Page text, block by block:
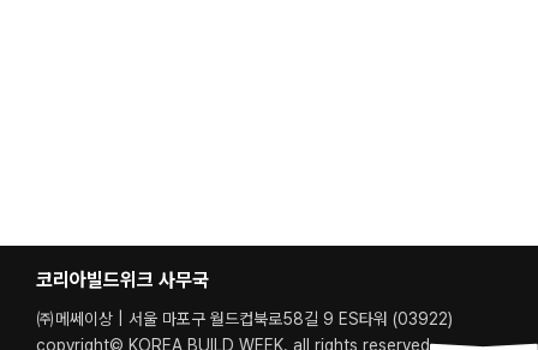
코리아빌드위크 사무국
㈜메쎄이상 | 서울 마포구 월드컵북로58길 9 ES타워 (03922)
copyright© KOREA BUILD WEEK. all rights reserved